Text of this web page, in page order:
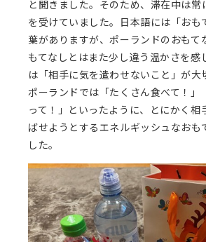
と聞きました。そのため、滞在中は常
を受けていました。日本語には「おも
葉がありますが、ポーランドのおもて
もてなしとはまた少し違う温かさを感
は「相手に気を遣わせないこと」が大
ポーランドでは「たくさん食べて！」
って！」といったように、とにかく相
ばせようとするエネルギッシュなおも
した。